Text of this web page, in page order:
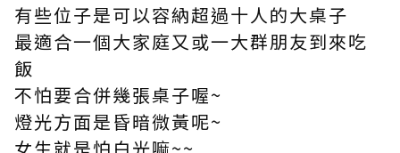
有些位子是可以容納超過十人的大桌子
最適合一個大家庭又或一大群朋友到來吃
飯
不怕要合併幾張桌子喔~
燈光方面是昏暗微黃呢~
女生就是怕白光嘛~~